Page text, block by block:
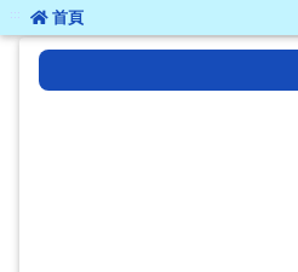
::: 首頁